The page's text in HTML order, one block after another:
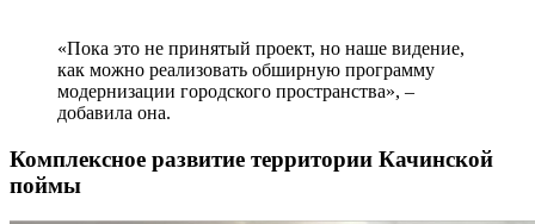
«Пока это не принятый проект, но наше видение,
как можно реализовать обширную программу
модернизации городского пространства», –
добавила она.
Комплексное развитие территории Качинской
поймы